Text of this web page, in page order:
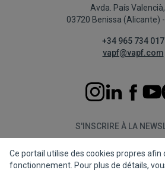
Avda. País
03720 Benissa (Alicante)
+34 965 734 017
vapf@vapf.com
S'INSCRIRE À LA
S'abonner
Ce portail utilise des cookies propres afin
fonctionnement. Pour plus de détails,